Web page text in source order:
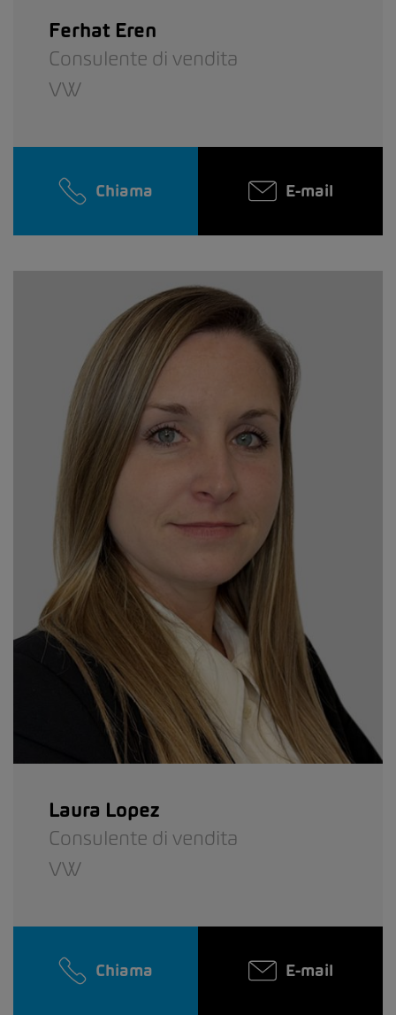
Ferhat Eren
Consulente di vendita
VW
Chiama E-mail
Laura Lopez
Consulente di vendita
VW
Chiama E-mail